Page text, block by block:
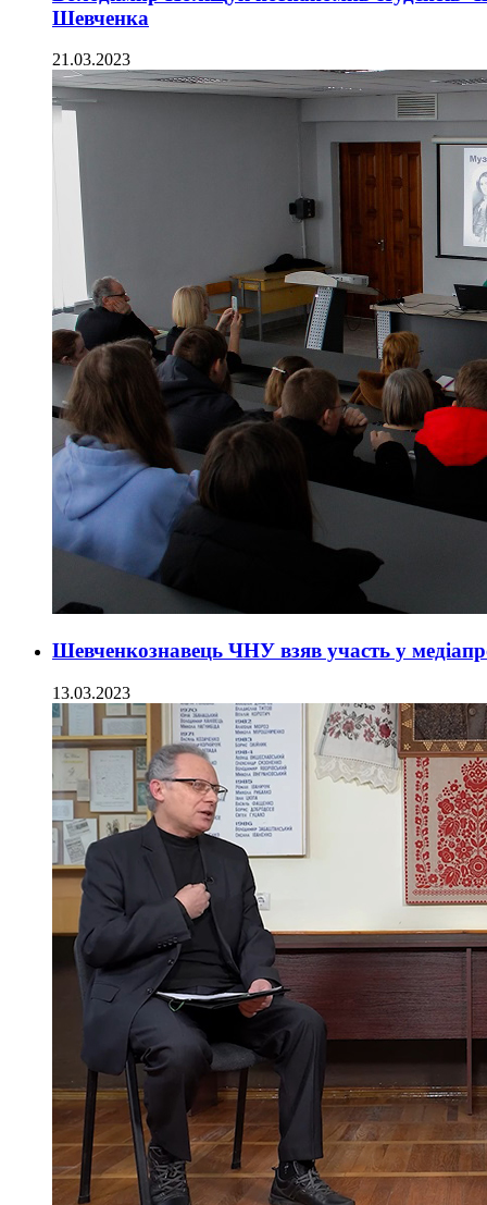
Шевченка
21.03.2023
Шевченкознавець ЧНУ взяв участь у
13.03.2023